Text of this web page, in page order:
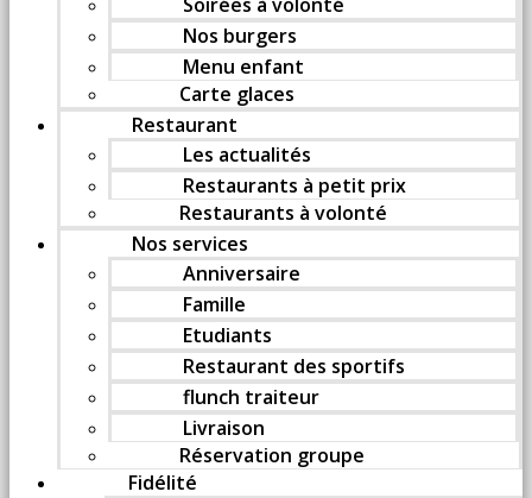
Nos burgers
Menu enfant
Carte glaces
Restaurant
Les actualités
Restaurants à petit prix
Restaurants à volonté
Nos services
Anniversaire
Famille
Etudiants
Restaurant des sportifs
flunch traiteur
Livraison
Réservation groupe
Fidélité